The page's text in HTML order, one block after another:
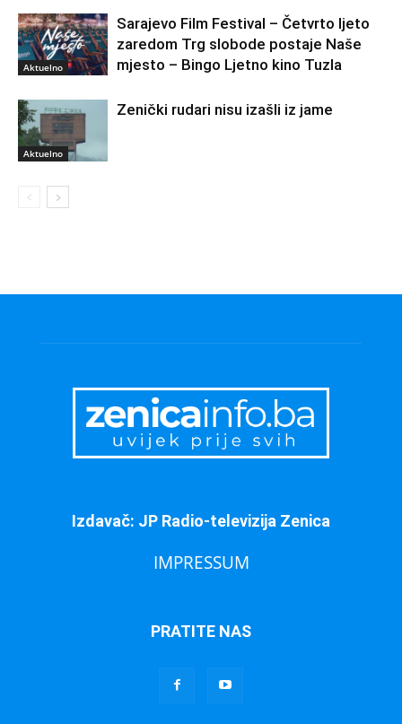
Aktuelno
Sarajevo Film Festival – Četvrto ljeto
zaredom Trg slobode postaje Naše
mjesto – Bingo Ljetno kino Tuzla
Aktuelno
Zenički rudari nisu izašli iz jame
Izdavač: JP Radio-televizija Zenica
IMPRESSUM
PRATITE NAS